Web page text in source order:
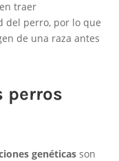
traer
del perro, por lo que
de una raza antes
perros
genéticas son